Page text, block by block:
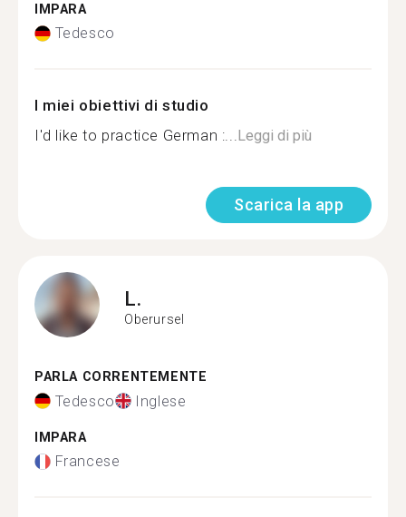
IMPARA
Tedesco
I miei obiettivi di studio
I'd like to practice German :...Leggi di più
Scarica la app
L.
Oberursel
PARLA CORRENTEMENTE
Tedesco Inglese
IMPARA
Francese